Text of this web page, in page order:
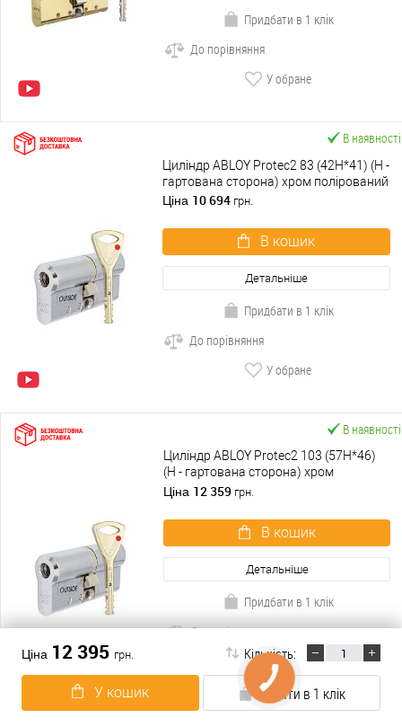
Ціна 12 395 грн. Кількість:
У кошик Купити в 1 клік
Придбати в 1 клік
До порівняння
У обране
В наявності
Циліндр ABLOY Protec2 83 (42H*41) (H -
гартована сторона) хром полірований
Ціна 10 694 грн.
В кошик
Детальніше
Придбати в 1 клік
До порівняння
У обране
В наявності
Циліндр ABLOY Protec2 103 (57H*46)
(H - гартована сторона) хром
полірований
Ціна 12 359 грн.
В кошик
Детальніше
Придбати в 1 клік
До порівняння
У обране